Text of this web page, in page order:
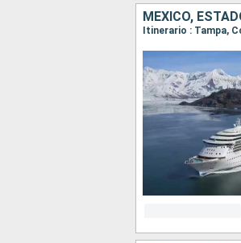
MÉXICO,
Itinerario : Tampa,